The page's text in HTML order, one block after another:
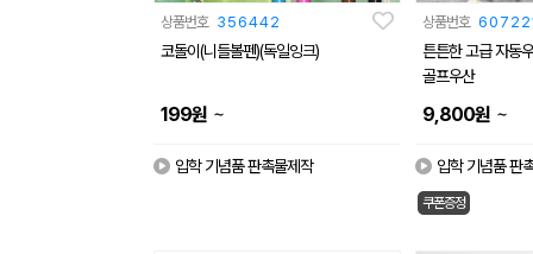
상품번호 356442
코돌이(니들볼펜)(독일잉크)
199원 ~
입학 기념품 판촉물제작
상품번호
튼튼한 고급 자동
골프우산
9,800원 ~
입학 기념품 판
쿠폰증정